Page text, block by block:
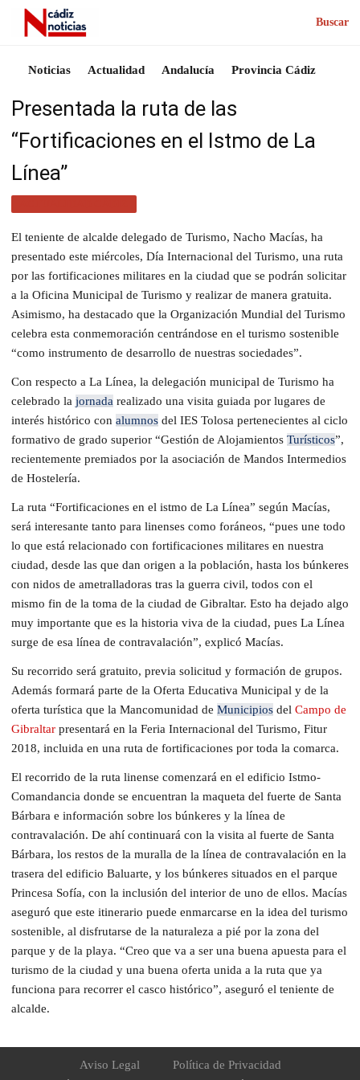
Buscar
Noticias Actualidad Andalucía Provincia Cádiz
​Presentada la ruta de las
“Fortificaciones en el Istmo de La
Línea”
​El teniente de alcalde delegado de Turismo, Nacho Macías, ha
presentado este miércoles, Día Internacional del Turismo, una ruta
por las fortificaciones militares en la ciudad que se podrán solicitar
a la Oficina Municipal de Turismo y realizar de manera gratuita.
Asimismo, ha destacado que la Organización Mundial del Turismo
celebra esta conmemoración centrándose en el turismo sostenible
“como instrumento de desarrollo de nuestras sociedades”.
Con respecto a La Línea, la delegación municipal de Turismo ha
celebrado la jornada realizado una visita guiada por lugares de
interés histórico con alumnos del IES Tolosa pertenecientes al ciclo
formativo de grado superior “Gestión de Alojamientos Turísticos”,
recientemente premiados por la asociación de Mandos Intermedios
de Hostelería.
La ruta “Fortificaciones en el istmo de La Línea” según Macías,
será interesante tanto para linenses como foráneos, “pues une todo
lo que está relacionado con fortificaciones militares en nuestra
ciudad, desde las que dan origen a la población, hasta los búnkeres
con nidos de ametralladoras tras la guerra civil, todos con el
mismo fin de la toma de la ciudad de Gibraltar. Esto ha dejado algo
muy importante que es la historia viva de la ciudad, pues La Línea
surge de esa línea de contravalación”, explicó Macías.
Su recorrido será gratuito, previa solicitud y formación de grupos.
Además formará parte de la Oferta Educativa Municipal y de la
oferta turística que la Mancomunidad de Municipios del Campo de
Gibraltar presentará en la Feria Internacional del Turismo, Fitur
2018, incluida en una ruta de fortificaciones por toda la comarca.
El recorrido de la ruta linense comenzará en el edificio Istmo-
Comandancia donde se encuentran la maqueta del fuerte de Santa
Bárbara e información sobre los búnkeres y la línea de
contravalación. De ahí continuará con la visita al fuerte de Santa
Bárbara, los restos de la muralla de la línea de contravalación en la
trasera del edificio Baluarte, y los búnkeres situados en el parque
Princesa Sofía, con la inclusión del interior de uno de ellos. Macías
aseguró que este itinerario puede enmarcarse en la idea del turismo
sostenible, al disfrutarse de la naturaleza a pié por la zona del
parque y de la playa. “Creo que va a ser una buena apuesta para el
turismo de la ciudad y una buena oferta unida a la ruta que ya
funciona para recorrer el casco histórico”, aseguró el teniente de
alcalde.
Aviso Legal
Política de Privacidad